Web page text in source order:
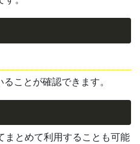
ことが確認できます。
まとめて利用することも可能